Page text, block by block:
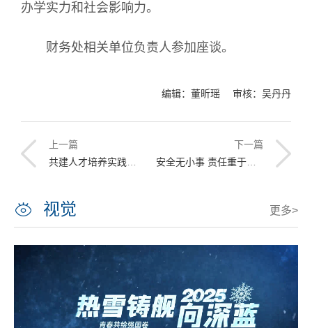
办学实力和社会影响力。
财务处相关单位负责人参加座谈。
编辑：董昕瑶 审核：吴丹丹
上一篇
共建人才培养实践基地 中核战略规划研究总院党委副书记刘高杰一行来校交流
下一篇
安全无小事 责任重于山 学校召开实验室安全工作会议暨警示教育大会
视觉 更多>